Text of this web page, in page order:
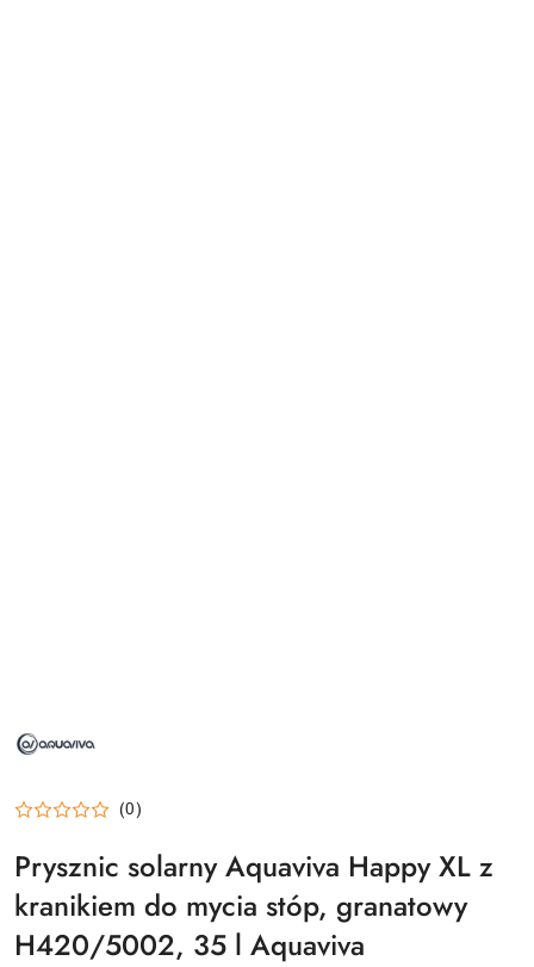
AQUAVIVA
(0)
Prysznic solarny Aquaviva Happy XL z
kranikiem do mycia stóp, granatowy
H420/5002, 35 l Aquaviva